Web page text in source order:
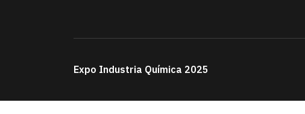
Expo Industria Química 2025